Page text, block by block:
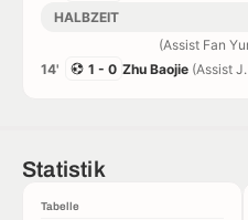
HALBZEIT
(Assist Fan
14'
1 - 0 Zhu Baojie (Assist
Statistik
Tabelle